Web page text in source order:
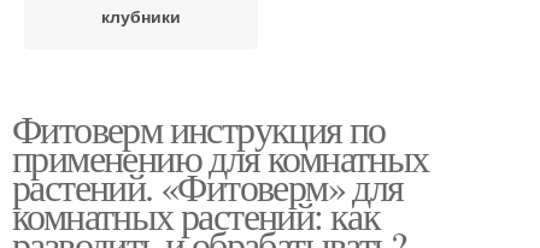
клубники
Фитоверм инструкция по
применению для комнатных
растений. «Фитоверм» для
комнатных растений: как